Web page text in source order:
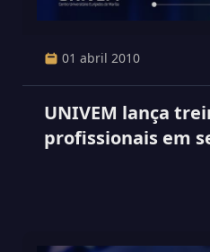
01 abril 2010
UNIVEM lança
profissionais em